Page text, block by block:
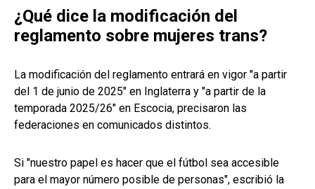
¿Qué dice la modificación del
reglamento sobre mujeres trans?
La modificación del reglamento entrará en vigor "a partir
del 1 de junio de 2025" en Inglaterra y "a partir de la
temporada 2025/26" en Escocia, precisaron las
federaciones en comunicados distintos.
Si "nuestro papel es hacer que el fútbol sea accesible
para el mayor número posible de personas", escribió la